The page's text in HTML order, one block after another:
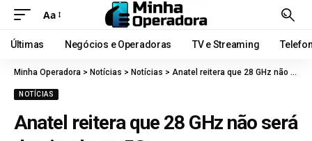
Aa
Últimas Negócios e Operadoras TV e Streaming
Minha Operadora > Notícias > Notícias > Anatel reitera que 28 GHz não será destinado ao 5G
NOTÍCIAS
Anatel reitera que 28 GHz não será